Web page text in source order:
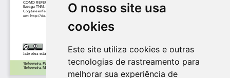
O nosso site usa
cookies
Este site utiliza cookies e outras
tecnologias de rastreamento para
melhorar sua experiência de